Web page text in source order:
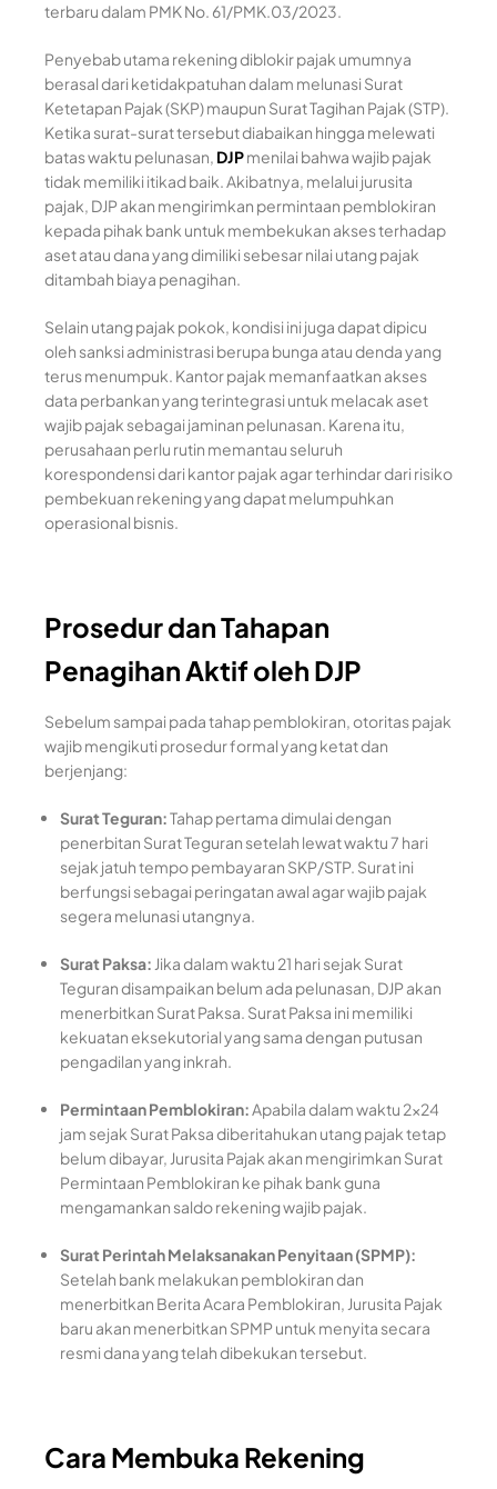
terbaru dalam PMK No. 61/PMK.03/2023.
Penyebab utama rekening diblokir pajak umumnya
berasal dari ketidakpatuhan dalam melunasi Surat
Ketetapan Pajak (SKP) maupun Surat Tagihan Pajak (STP).
Ketika surat-surat tersebut diabaikan hingga melewati
batas waktu pelunasan, DJPmenilai bahwa wajib pajak
tidak memiliki itikad baik. Akibatnya, melalui jurusita
pajak, DJP akan mengirimkan permintaan pemblokiran
kepada pihak bank untuk membekukan akses terhadap
aset atau dana yang dimiliki sebesar nilai utang pajak
ditambah biaya penagihan.
Selain utang pajak pokok, kondisi ini juga dapat dipicu
oleh sanksi administrasi berupa bunga atau denda yang
terus menumpuk. Kantor pajak memanfaatkan akses
data perbankan yang terintegrasi untuk melacak aset
wajib pajak sebagai jaminan pelunasan. Karena itu,
perusahaan perlu rutin memantau seluruh
korespondensi dari kantor pajak agar terhindar dari risiko
pembekuan rekening yang dapat melumpuhkan
operasional bisnis.
Prosedur dan Tahapan
Penagihan Aktif oleh DJP
Sebelum sampai pada tahap pemblokiran, otoritas pajak
wajib mengikuti prosedur formal yang ketat dan
berjenjang:
Surat Teguran:Tahap pertama dimulai dengan
penerbitan Surat Teguran setelah lewat waktu 7 hari
sejak jatuh tempo pembayaran SKP/STP. Surat ini
berfungsi sebagai peringatan awal agar wajib pajak
segera melunasi utangnya.
Surat Paksa: Jika dalam waktu 21 hari sejak Surat
Teguran disampaikan belum ada pelunasan, DJP akan
menerbitkan Surat Paksa. Surat Paksa ini memiliki
kekuatan eksekutorial yang sama dengan putusan
pengadilan yang inkrah.
Permintaan Pemblokiran:Apabila dalam waktu 2×24
jam sejak Surat Paksa diberitahukan utang pajak tetap
belum dibayar, Jurusita Pajak akan mengirimkan Surat
Permintaan Pemblokiran ke pihak bank guna
mengamankan saldo rekening wajib pajak.
Surat Perintah Melaksanakan Penyitaan (SPMP):
Setelah bank melakukan pemblokiran dan
menerbitkan Berita Acara Pemblokiran, Jurusita Pajak
baru akan menerbitkan SPMP untuk menyita secara
resmi dana yang telah dibekukan tersebut.
Cara Membuka Rekening